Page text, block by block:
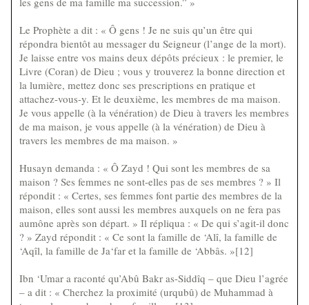
Le Prophète a dit : « Ô gens ! Je ne suis qu’un être qui
répondra bientôt au messager du Seigneur (l’ange de la mort).
Je laisse entre vos mains deux dépôts précieux : le premier, le
Livre (Coran) de Dieu ; vous y trouverez la bonne direction et
la lumière, mettez donc ses prescriptions en pratique et
attachez-vous-y. Et le deuxième, les membres de ma maison.
Je vous appelle (à la vénération) de Dieu à travers les membres
de ma maison, je vous appelle (à la vénération) de Dieu à
travers les membres de ma maison. »
Husayn demanda : « Ô Zayd ! Qui sont les membres de sa
maison ? Ses femmes ne sont-elles pas de ses membres ? » Il
répondit : « Certes, ses femmes font partie des membres de la
maison, elles sont aussi les membres auxquels on ne fera pas
aumône après son départ. » Il répliqua : « De qui s’agit-il donc
? » Zayd répondit : « Ce sont la famille de ‘Alî, la famille de
‘Aqîl, la famille de Ja‘far et la famille de ‘Abbâs. »[12]
Ibn ‘Umar a raconté qu’Abû Bakr as-Siddîq – que Dieu l’agrée
– a dit : « Cherchez la proximité (urqubû) de Muhammad à